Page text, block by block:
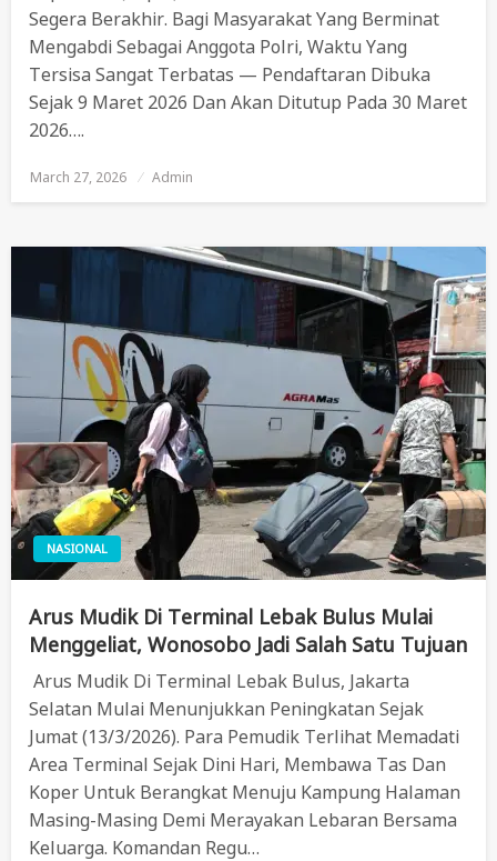
Segera Berakhir. Bagi Masyarakat Yang Berminat
Mengabdi Sebagai Anggota Polri, Waktu Yang
Tersisa Sangat Terbatas — Pendaftaran Dibuka
Sejak 9 Maret 2026 Dan Akan Ditutup Pada 30 Maret
2026….
Posted
March 27, 2026 Admin
NASIONAL
Arus Mudik Di Terminal Lebak Bulus Mulai
Menggeliat, Wonosobo Jadi Salah Satu Tujuan
Arus Mudik Di Terminal Lebak Bulus, Jakarta
Selatan Mulai Menunjukkan Peningkatan Sejak
Jumat (13/3/2026). Para Pemudik Terlihat Memadati
Area Terminal Sejak Dini Hari, Membawa Tas Dan
Koper Untuk Berangkat Menuju Kampung Halaman
Masing-Masing Demi Merayakan Lebaran Bersama
Keluarga. Komandan Regu…